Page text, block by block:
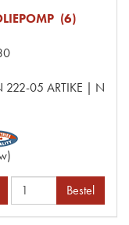
(6)
05 ARTIKE | N
Bestel